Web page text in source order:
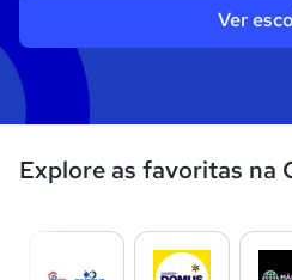
Ver
Explore as favoritas na